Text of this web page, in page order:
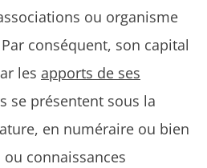
ou organisme
conséquent, son capital
les apports de ses
se présentent sous la
en numéraire ou bien
connaissances